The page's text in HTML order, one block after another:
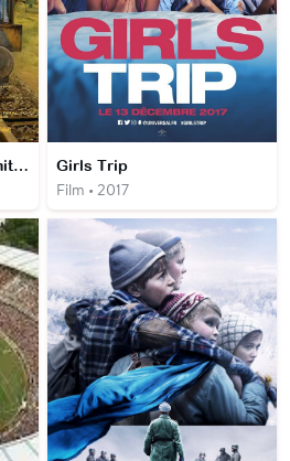
À bord du Darjeeling Limited Girls Trip
Film • 2017